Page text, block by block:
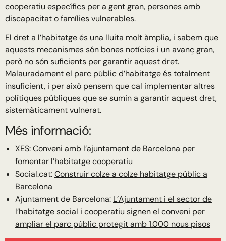
cooperatiu específics per a gent gran, persones amb
discapacitat o famílies vulnerables.
El dret a l’habitatge és una lluita molt àmplia, i sabem que
aquests mecanismes són bones notícies i un avanç gran,
però no són suficients per garantir aquest dret.
Malauradament el parc públic d’habitatge és totalment
insuficient, i per això pensem que cal implementar altres
polítiques públiques que se sumin a garantir aquest dret,
sistemàticament vulnerat.
Més informació:
XES:Conveni amb l’ajuntament de Barcelona per
fomentar l’habitatge cooperatiu
Social.cat:Construir colze a colze habitatge públic a
Barcelona
Ajuntament de Barcelona: L’Ajuntament i el sector de
l’habitatge social i cooperatiu signen el conveni per
ampliar el parc públic protegit amb 1.000 nous pisos